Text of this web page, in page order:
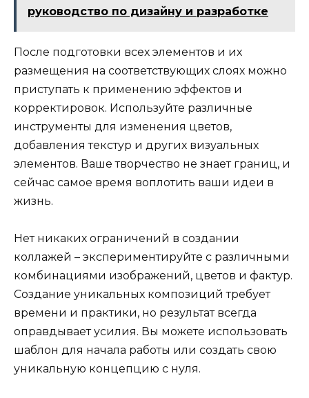
руководство по дизайну и разработке
После подготовки всех элементов и их
размещения на соответствующих слоях можно
приступать к применению эффектов и
корректировок. Используйте различные
инструменты для изменения цветов,
добавления текстур и других визуальных
элементов. Ваше творчество не знает границ, и
сейчас самое время воплотить ваши идеи в
жизнь.
Нет никаких ограничений в создании
коллажей – экспериментируйте с различными
комбинациями изображений, цветов и фактур.
Создание уникальных композиций требует
времени и практики, но результат всегда
оправдывает усилия. Вы можете использовать
шаблон для начала работы или создать свою
уникальную концепцию с нуля.